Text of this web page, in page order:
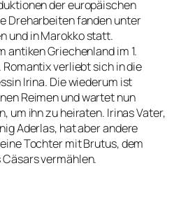
der europäischen
Dreharbeiten fanden unter
und in Marokko statt.
antiken Griechenland im 1.
Romantix verliebt sich in die
Irina. Die wiederum ist
Reimen und wartet nun
um ihn zu heiraten. Irinas Vater,
Aderlas, hat aber andere
Tochter mit Brutus, dem
vermählen.